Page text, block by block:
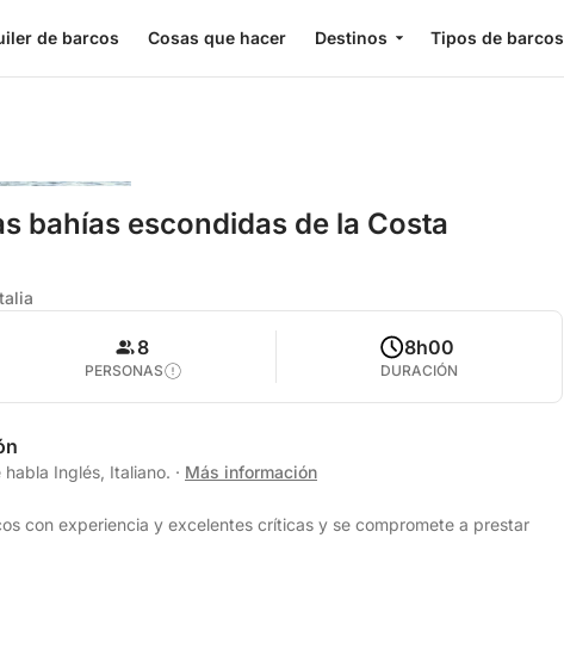
de barcos Cosas que hacer Destinos Tipos de barcos
bahías escondidas de la Costa
8
PERSONAS
8h00
DURACIÓN
Inglés, Italiano. · Más información
con experiencia y excelentes críticas y se compromete a prestar